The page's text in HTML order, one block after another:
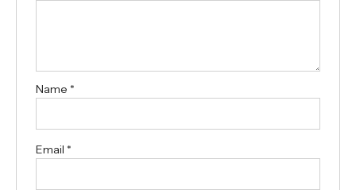
Name *
Email *